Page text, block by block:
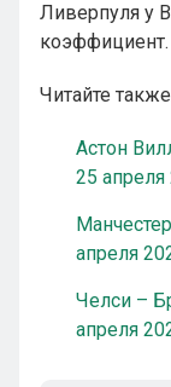
Ливерпуля у
коэффициент.
Читайте
Астон
25 апреля
апреля
Челси –
апреля